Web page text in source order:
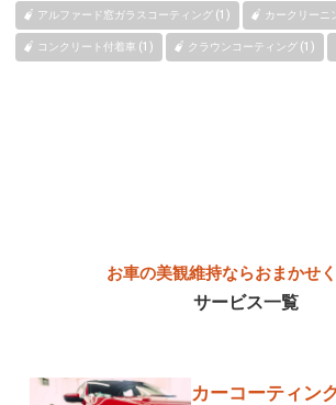
アルファード窓ガラスコーティング (1) カークリーニ
コンクリート付着車 (1) クラウンコーティング (1)
お車の美観維持ならおまかせ
サービス一覧
カーコーティン